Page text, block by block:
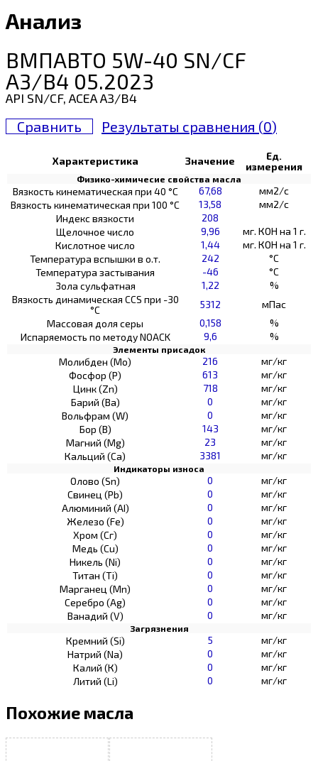
Анализ
ВМПАВТО 5W-40 SN/CF
A3/B4 05.2023
API SN/CF, ACEA A3/B4
Сравнить Результаты сравнения (0)
Характеристика Значение
Ед.
измерения
Физико-химичесие свойства масла
Вязкость кинематическая при 40 °С 67,68
мм2/с
Вязкость кинематическая при 100 °С
13,58
мм2/с
Индекс вязкости
208
Щелочное число
9,96
мг. КОН на 1 г.
Кислотное число
1,44
мг. КОН на 1 г.
Температура вспышки в о.т.
242
°C
Температура застывания
-46
°C
Зола сульфатная
1,22
%
Вязкость динамическая CCS при -30
°С
5312
мПас
Массовая доля серы
0,158
%
Испаряемость по методу NOACK
9,6 %
Элементы присадок
Молибден (Мо) 216
мг/кг
Фосфор (Р)
613
мг/кг
Цинк (Zn)
718
мг/кг
Барий (Ва)
0
мг/кг
Вольфрам (W)
0
мг/кг
Бор (В)
143
мг/кг
Магний (Mg)
23
мг/кг
Кальций (Са)
3381 мг/кг
Индикаторы износа
Олово (Sn) 0
мг/кг
Свинец (Pb)
0
мг/кг
Алюминий (AI)
0
мг/кг
Железо (Fe)
0
мг/кг
Хром (Сг)
0
мг/кг
Медь (Cu)
0
мг/кг
Никель (Ni)
0
мг/кг
Титан (Ti)
0
мг/кг
Марганец (Mn)
0
мг/кг
Серебро (Ag)
0
мг/кг
Ванадий (V)
0 мг/кг
Загрязнения
Кремний (Si) 5
мг/кг
Натрий (Na)
0
мг/кг
Калий (К)
0
мг/кг
Литий (Li)
0 мг/кг
Похожие масла